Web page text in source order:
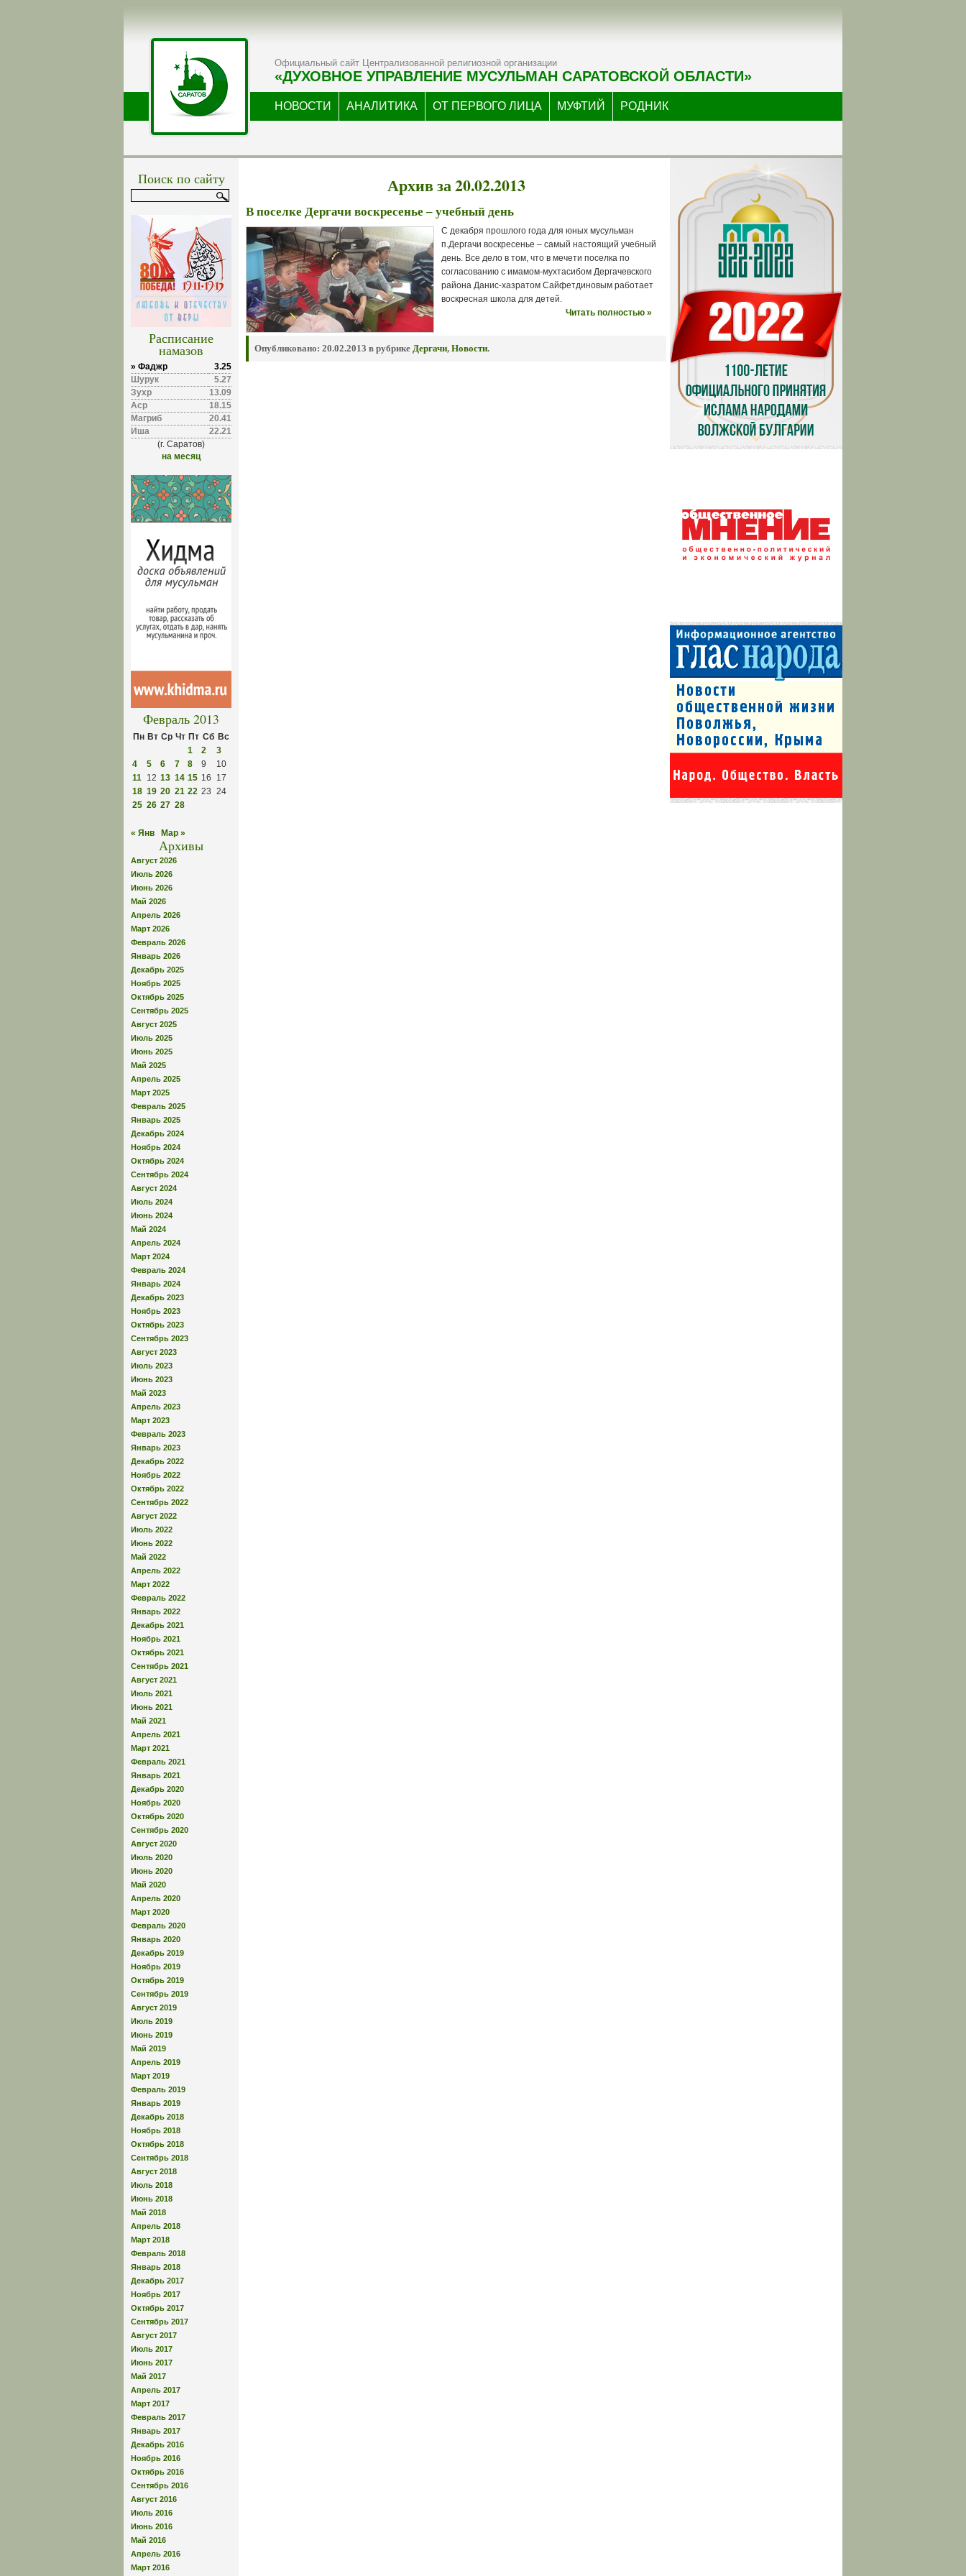
Официальный сайт Централизованной религиозной организации
«ДУХОВНОЕ УПРАВЛЕНИЕ МУСУЛЬМАН САРАТОВСКОЙ ОБЛАСТИ»
НОВОСТИ АНАЛИТИКА ОТ ПЕРВОГО ЛИЦА МУФТИЙ РОДНИК
Поиск по сайту
Расписание
намазов
» Фаджр
3.25
Шурук
5.27
Зухр
13.09
Аср
18.15
Магриб
20.41
Иша
22.21
(г. Саратов)
на месяц
Февраль 2013
Пн Вт Ср Чт Пт Сб Вс
1
2
3
4
5 6 7 8 9
10
11
12 13 14 15 16
17
18 19 20 21 22 23 24
25 26 27 28
« Янв Мар »
Архивы
Август 2026
Июль 2026
Июнь 2026
Май 2026
Апрель 2026
Март 2026
Февраль 2026
Январь 2026
Декабрь 2025
Ноябрь 2025
Октябрь 2025
Сентябрь 2025
Август 2025
Июль 2025
Июнь 2025
Май 2025
Апрель 2025
Март 2025
Февраль 2025
Январь 2025
Декабрь 2024
Ноябрь 2024
Октябрь 2024
Сентябрь 2024
Август 2024
Июль 2024
Июнь 2024
Май 2024
Апрель 2024
Март 2024
Февраль 2024
Январь 2024
Декабрь 2023
Ноябрь 2023
Октябрь 2023
Сентябрь 2023
Август 2023
Июль 2023
Июнь 2023
Май 2023
Апрель 2023
Март 2023
Февраль 2023
Январь 2023
Декабрь 2022
Ноябрь 2022
Октябрь 2022
Сентябрь 2022
Август 2022
Июль 2022
Июнь 2022
Май 2022
Апрель 2022
Март 2022
Февраль 2022
Январь 2022
Декабрь 2021
Ноябрь 2021
Октябрь 2021
Сентябрь 2021
Август 2021
Июль 2021
Июнь 2021
Май 2021
Апрель 2021
Март 2021
Февраль 2021
Январь 2021
Декабрь 2020
Ноябрь 2020
Октябрь 2020
Сентябрь 2020
Август 2020
Июль 2020
Июнь 2020
Май 2020
Апрель 2020
Март 2020
Февраль 2020
Январь 2020
Декабрь 2019
Ноябрь 2019
Октябрь 2019
Сентябрь 2019
Август 2019
Июль 2019
Июнь 2019
Май 2019
Апрель 2019
Март 2019
Февраль 2019
Январь 2019
Декабрь 2018
Ноябрь 2018
Октябрь 2018
Сентябрь 2018
Август 2018
Июль 2018
Июнь 2018
Май 2018
Апрель 2018
Март 2018
Февраль 2018
Январь 2018
Декабрь 2017
Ноябрь 2017
Октябрь 2017
Сентябрь 2017
Август 2017
Июль 2017
Июнь 2017
Май 2017
Апрель 2017
Март 2017
Февраль 2017
Январь 2017
Декабрь 2016
Ноябрь 2016
Октябрь 2016
Сентябрь 2016
Август 2016
Июль 2016
Июнь 2016
Май 2016
Апрель 2016
Март 2016
Архив за 20.02.2013
В поселке Дергачи воскресенье – учебный день
С декабря прошлого года для юных мусульман
п.Дергачи воскресенье – самый настоящий учебный
день. Все дело в том, что в мечети поселка по
согласованию с имамом-мухтасибом Дергачевского
района Данис-хазратом Сайфетдиновым работает
воскресная школа для детей.
Читать полностью »
Опубликовано: 20.02.2013 в рубрике Дергачи, Новости.